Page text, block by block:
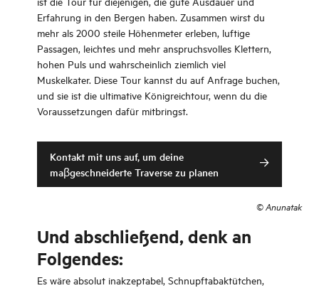
Erfahrung in den Bergen haben. Zusammen wirst du
mehr als 2000 steile Höhenmeter erleben, luftige
Passagen, leichtes und mehr anspruchsvolles Klettern,
hohen Puls und wahrscheinlich ziemlich viel
Muskelkater. Diese Tour kannst du auf Anfrage buchen,
und sie ist die ultimative Königreichtour, wenn du die
Voraussetzungen dafür mitbringst.
Kontakt mit uns auf, um deine
maβgeschneiderte Traverse zu planen
©Anunatak
Und abschließend, denk an
Folgendes:
Es wäre absolut inakzeptabel, Schnupftabaktütchen,